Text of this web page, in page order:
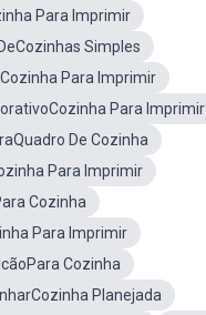
Para Imprimir
Simples
Para Imprimir
Para Imprimir
De Cozinha
Para Imprimir
Cozinha
Para Imprimir
Cozinha
Planejada